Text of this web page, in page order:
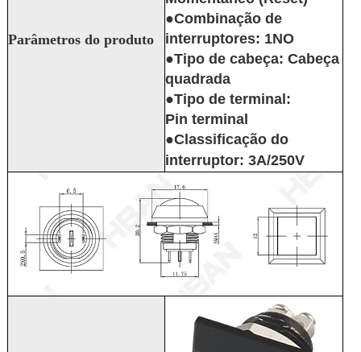
Parâmetros do produto
●Combinação de
interruptores: 1NO
●Tipo de cabeça: Cabeça
quadrada
●Tipo de terminal:
Pin terminal
●Classificação do
interruptor: 3A/250V